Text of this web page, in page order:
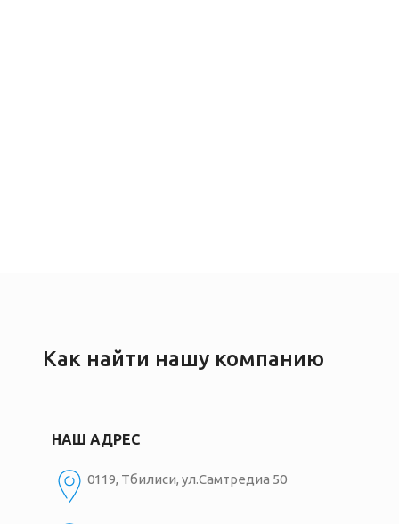
Как найти нашу компанию
НАШ АДРЕС
0119, Тбилиси, ул.Самтредиа 50